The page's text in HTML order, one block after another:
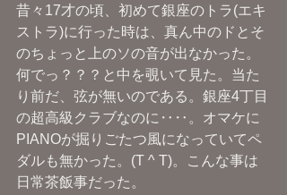
昔々17才の頃、初めて銀座のトラ(エキ
ストラ)に行った時は、真ん中のドとそ
のちょっと上のソの音が出なかった。
何でっ？？？と中を覗いて見た。当た
り前だ、弦が無いのである。銀座4丁目
の超高級クラブなのに‥‥。オマケに
PIANOが掘りごたつ風になっていてペ
ダルも無かった。(T ^ T)。こんな事は
日常茶飯事だった。